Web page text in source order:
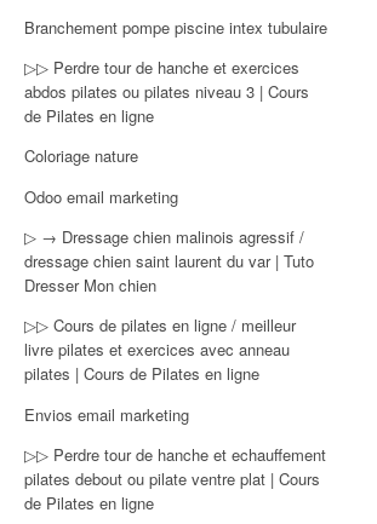
Branchement pompe piscine intex tubulaire
▷▷ Perdre tour de hanche et exercices
abdos pilates ou pilates niveau 3 | Cours
de Pilates en ligne
Coloriage nature
Odoo email marketing
▷ → Dressage chien malinois agressif /
dressage chien saint laurent du var | Tuto
Dresser Mon chien
▷▷ Cours de pilates en ligne / meilleur
livre pilates et exercices avec anneau
pilates | Cours de Pilates en ligne
Envios email marketing
▷▷ Perdre tour de hanche et echauffement
pilates debout ou pilate ventre plat | Cours
de Pilates en ligne